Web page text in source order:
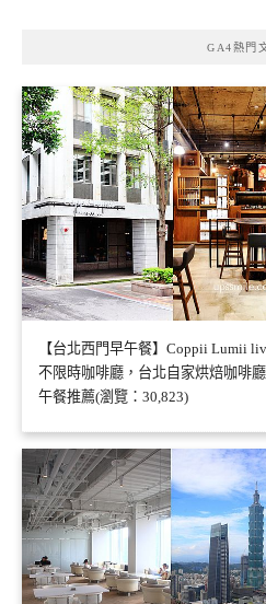
GA4熱門
【台北西門早午餐】Coppii Lumii
不限時咖啡廳，台北自家烘焙咖啡
午餐推薦(瀏覽：30,823)